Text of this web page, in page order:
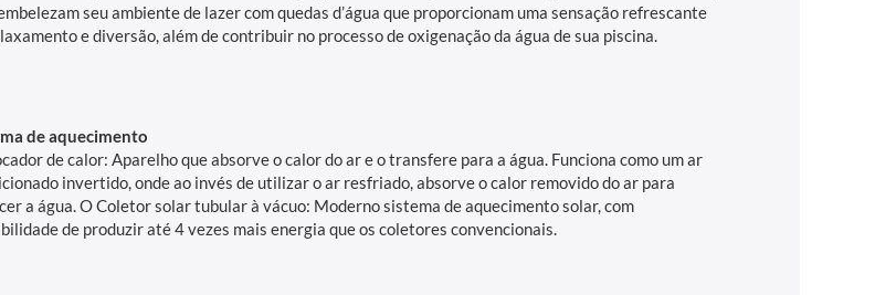
seu ambiente de lazer com quedas d’água que proporcionam uma sensação refrescante
e diversão, além de contribuir no processo de oxigenação da água de sua piscina.
de aquecimento
de calor: Aparelho que absorve o calor do ar e o transfere para a água. Funciona como um ar
invertido, onde ao invés de utilizar o ar resfriado, absorve o calor removido do ar para
a água. O Coletor solar tubular à vácuo: Moderno sistema de aquecimento solar, com
de produzir até 4 vezes mais energia que os coletores convencionais.